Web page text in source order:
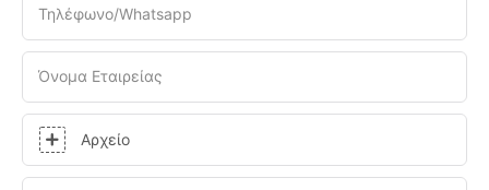
Τηλέφωνο/Whatsapp
Όνομα Εταιρείας
Αρχείο